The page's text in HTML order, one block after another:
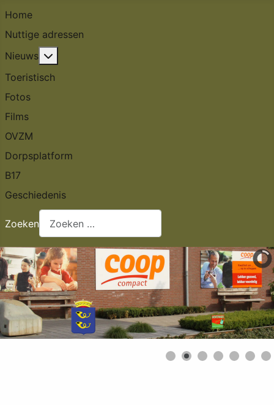
Home
Nuttige adressen
Nieuws
Toeristisch
Fotos
Films
OVZM
Dorpsplatform
B17
Geschiedenis
Zoeken